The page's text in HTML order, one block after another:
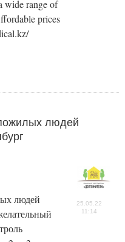
wide range of
prices
людей
людей
25.05.22
11:14